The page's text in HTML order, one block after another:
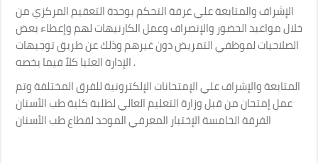
الإشراف والمتابعة علي غرفة التحكم بوحدة التعقيم المركزي من
خلال مواعيد الحضور والإنصراف وعمل الكارنيهات لهم وإعطاء بعض
الصلاحيات لموظفي التمريض دون غيرهم وذلك عن طريق توجيهات
الإدارة العليا كلاً فيما يخصه.
المتابعة والإشراف علي الإمتحانات الإلكترونية للفرق المختلفة وتم
عمل إمتحان من قبل وزارة التعليم العالي لطلبة كلية طب الأسنان
الفرقة الخامسة الإختبار المعرفي الموحد لقطاع طب الأسنان